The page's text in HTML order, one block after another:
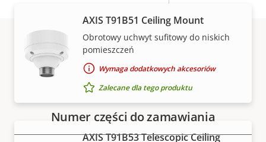
AXIS T91B51 Ceiling Mount
Obrotowy uchwyt sufitowy do niskich
pomieszczeń
Wymaga dodatkowych akcesoriów
Zalecane dla tego produktu
AXIS T91B53 Telescopic Ceiling
Numery części
Numer części do zamawiania